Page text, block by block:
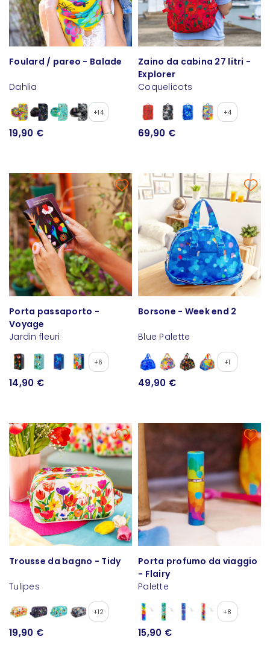
Foulard / pareo - Balade
Dahlia
+14
19,90 €
Zaino da cabina 27 litri -
Explorer
Coquelicots
+4
69,90 €
Porta passaporto -
Voyage
Jardin fleuri
+6
14,90 €
Borsone - Week end 2
Blue Palette
+1
49,90 €
Trousse da bagno - Tidy
Tulipes
+12
19,90 €
Porta profumo da viaggio
- Flairy
Palette
+8
15,90 €